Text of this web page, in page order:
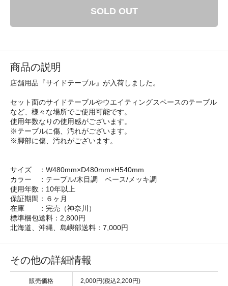
SOLD OUT
商品の説明
店舗用品『サイドテーブル』が入荷しました。
セット面のサイドテーブルやウエイティングスペースのテーブル
など、様々な場所でご使用可能です。
使用年数なりの使用感がございます。
※テーブルに傷、汚れがございます。
※脚部に傷、汚れがございます。
サイズ ：W480mm×D480mm×H540mm
カラー ：テーブル/木目調 ベース/メッキ調
使用年数：10年以上
保証期間：６ヶ月
在庫 ：完売（神奈川）
標準梱包送料：2,800円
北海道、沖縄、島嶼部送料：7,000円
その他の詳細情報
販売価格 2,000円(税込2,200円)